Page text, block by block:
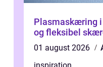
Plasmaskæring
og fleksibel
01 august 2026